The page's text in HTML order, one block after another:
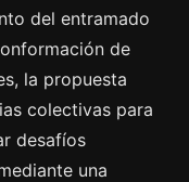
del entramado
de
la propuesta
colectivas para
desafíos
una